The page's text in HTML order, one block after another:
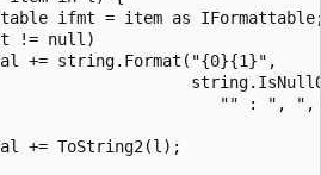
ifmt = item as
!= null)
+= string.Format("{0}{1}",
"" : ",
+= ToString2(l);